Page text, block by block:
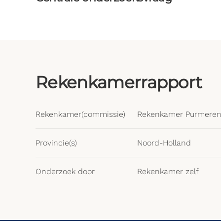
Rekenkamerrapport
Rekenkamer(commissie) Rekenkamer
Provincie(s) Noord-Holland
Onderzoek door Rekenkamer zelf